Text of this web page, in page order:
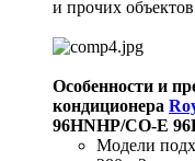
и прочих
Особенности и
кондиционера
96HNHP/CO-E
Модели